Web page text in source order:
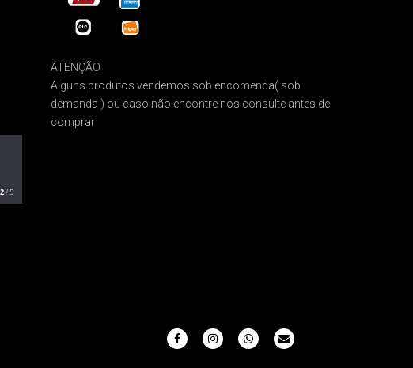
/ 5
ATENÇÃO
Alguns produtos vendemos sob encomenda( sob
demanda ) ou caso não encontre nos consulte antes de
comprar